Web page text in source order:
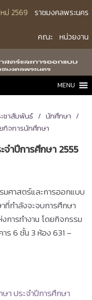
ม่ 2569 ราชมงคลพระนคร
คณะ หน่วยงาน
MENU
ชาสัมพันธ์
นักศึกษา
กิจการนักศึกษา
ำปีการศึกษา 2555
ศาสตร์และการออกแบบ
ที่กำลังจะจบการศึกษา
การทำงาน โดยกิจกรรม
ร 6 ชั้น 3 ห้อง 631 –
า ประจำปีการศึกษา